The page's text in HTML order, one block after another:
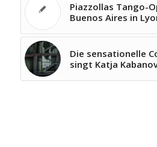
Piazzollas Tango-
Buenos Aires in
Die sensationelle
singt Katja